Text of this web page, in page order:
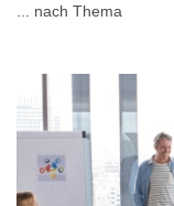
... nach Thema